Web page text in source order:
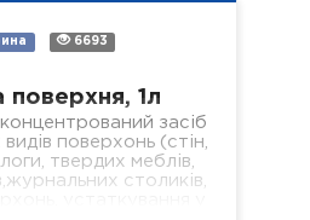
6693
поверхня, 1л
засіб
поверхонь (стін,
твердих меблів,
столиків,